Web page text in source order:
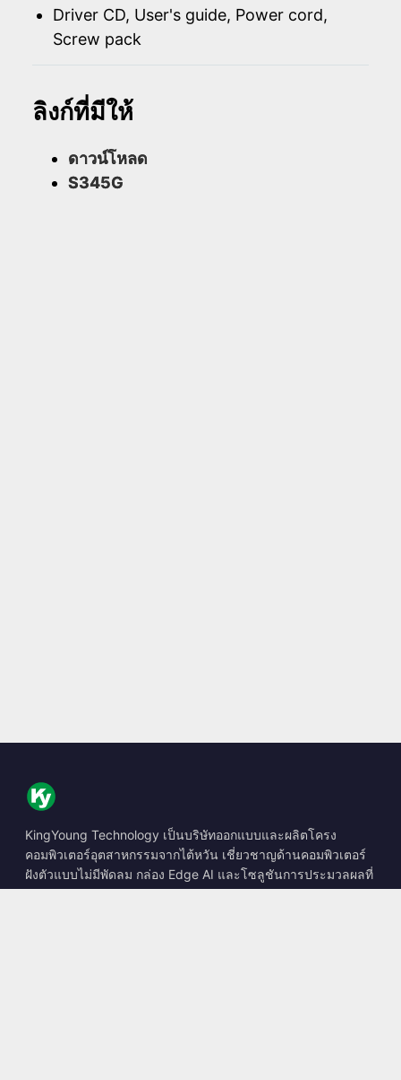
Driver CD, User's guide, Power cord,
Screw pack
ลิงก์ที่มีให้
ดาวน์โหลด
S345G
KingYoung Technology เป็นบริษัทออกแบบและผลิตโครง
คอมพิวเตอร์อุตสาหกรรมจากไต้หวัน เชี่ยวชาญด้านคอมพิวเตอร์
ฝังตัวแบบไม่มีพัดลม กล่อง Edge AI และโซลูชันการประมวลผลที่
ทนทาน